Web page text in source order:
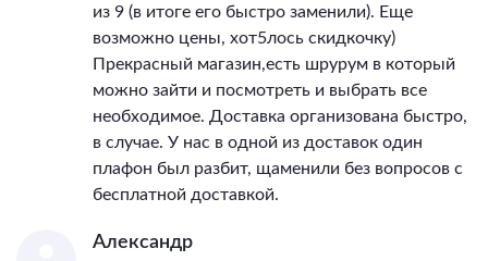
из 9 (в итоге его быстро заменили). Еще
возможно цены, хот5лось скидкочку)
Прекрасный магазин,есть шрурум в который
можно зайти и посмотреть и выбрать все
необходимое. Доставка организована быстро,
в случае. У нас в одной из доставок один
плафон был разбит, щаменили без вопросов с
бесплатной доставкой.
Александр